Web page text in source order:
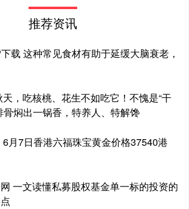
推荐资讯
载 这种常见食材有助于延缓大脑衰老，
，吃核桃、花生不如吃它！不愧是“干
骨焖出一锅香，特养人、特解馋
月7日香港六福珠宝黄金价格37540港
一文读懂私募股权基金单一标的投资的